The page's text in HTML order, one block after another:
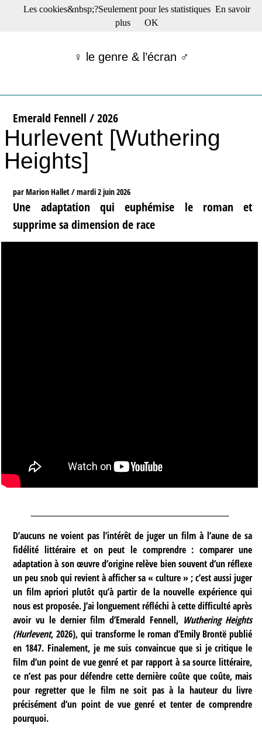
☰ Menu
Films récents
Tribunes
Bloc-notes
Archives
Actu : "La Nouvelle Vague"
S’abonner à la Lettre !
♀ le genre & l’écran ♂
Emerald Fennell / 2026
Hurlevent [Wuthering
Heights]
par Marion Hallet /mardi 2 juin 2026
Une adaptation qui euphémise le roman et
supprime sa dimension de race
D’aucuns ne voient pas l’intérêt de juger un film à l’aune de sa
fidélité littéraire et on peut le comprendre : comparer une
adaptation à son œuvre d’origine relève bien souvent d’un réflexe
un peu snob qui revient à afficher sa « culture » ; c’est aussi juger
un film apriori plutôt qu’à partir de la nouvelle expérience qui
nous est proposée. J’ai longuement réfléchi à cette difficulté après
avoir vu le dernier film d’Emerald Fennell, Wuthering Heights
(Hurlevent, 2026), qui transforme le roman d’Emily Brontë publié
en 1847. Finalement, je me suis convaincue que si je critique le
film d’un point de vue genré et par rapport à sa source littéraire,
ce n’est pas pour défendre cette dernière coûte que coûte, mais
pour regretter que le film ne soit pas à la hauteur du livre
précisément d’un point de vue genré et tenter de comprendre
pourquoi.
Les cookies&nbsp;?Seulement pour les statistiques En savoir
plus
OK